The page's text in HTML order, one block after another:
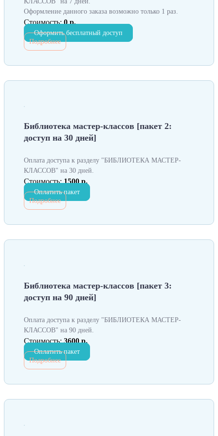
Оформление данного заказа возможно только 1 раз.
Стоимость: 0 р.
Оформить бесплатный доступ
Подробнее
Библиотека мастер-классов [пакет 2:
доступ на 30 дней]
Оплата доступа к разделу "БИБЛИОТЕКА МАСТЕР-
КЛАССОВ" на 30 дней.
Стоимость: 1500 р.
Оплатить пакет
Подробнее
Библиотека мастер-классов [пакет 3:
доступ на 90 дней]
Оплата доступа к разделу "БИБЛИОТЕКА МАСТЕР-
КЛАССОВ" на 90 дней.
Стоимость: 3600 р.
Оплатить пакет
Подробнее